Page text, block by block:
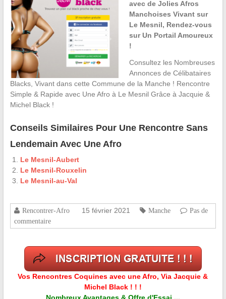
avec de Jolies Afros
Manchoises Vivant sur
Le Mesnil, Rendez-vous
sur Un Portail Amoureux
!
Consultez les Nombreuses
Annonces de Célibataires
Blacks, Vivant dans cette Commune de la Manche ! Rencontre
Simple & Rapide avec Une Afro à Le Mesnil Grâce à Jacquie &
Michel Black !
Conseils Similaires Pour Une Rencontre Sans
Lendemain Avec Une Afro
Le Mesnil-Aubert
Le Mesnil-Rouxelin
Le Mesnil-au-Val
Rencontrer-Afro 15 février 2021 Manche
Pas de
commentaire
Vos Rencontres Coquines avec une Afro, Via Jacquie &
Michel Black ! ! !